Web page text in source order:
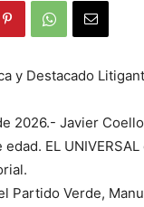
y Destacado
2026.- Javier
EL
Partido Verde,